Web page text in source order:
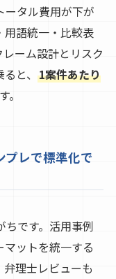
ータル費用が下が
用語統一・比較表
ーム設計とリスク
と、 1案件あたり
レで標準化で
です。活用事例
ットを統一する
理士レビューも